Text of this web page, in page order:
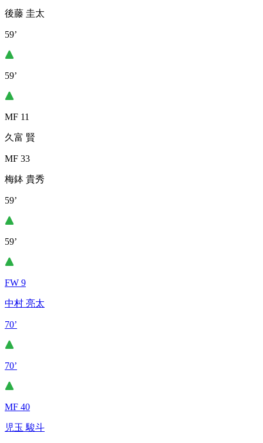
後藤 圭太
59’
59’
MF 11
久富 賢
MF 33
梅鉢 貴秀
59’
59’
FW 9
中村 亮太
70’
70’
MF 40
児玉 駿斗